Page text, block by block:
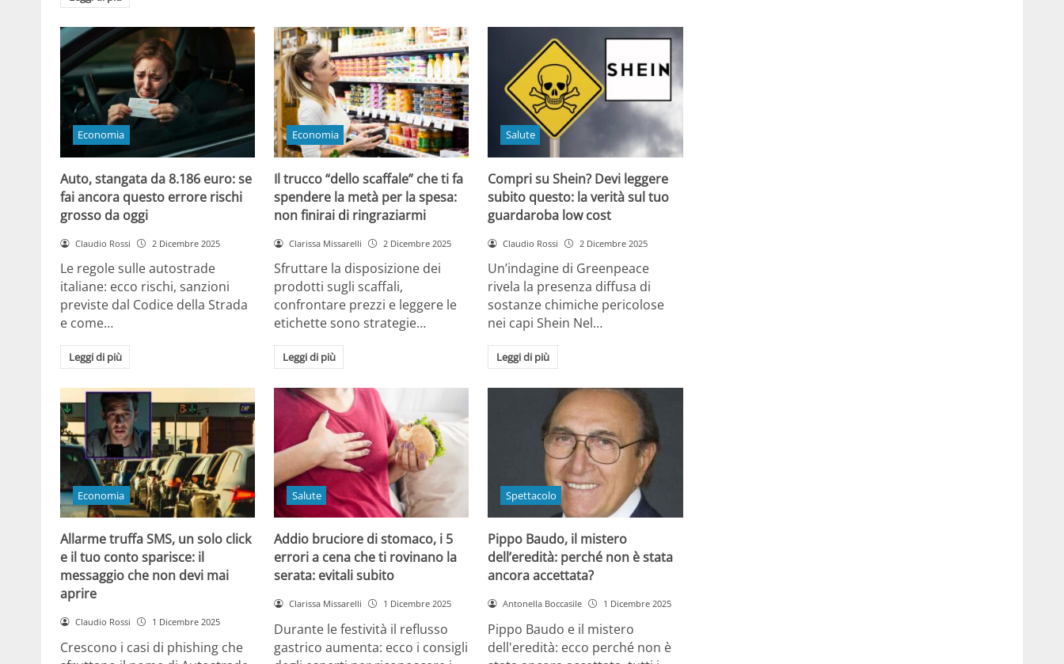
Economia
Auto, stangata da 8.186 euro: se
fai ancora questo errore rischi
grosso da oggi
Claudio Rossi 2 Dicembre 2025
Le regole sulle autostrade
italiane: ecco rischi, sanzioni
previste dal Codice della Strada
e come…
Leggi di più
Economia
Il trucco “dello scaffale” che ti fa
spendere la metà per la spesa:
non finirai di ringraziarmi
Clarissa Missarelli 2 Dicembre 2025
Sfruttare la disposizione dei
prodotti sugli scaffali,
confrontare prezzi e leggere le
etichette sono strategie…
Leggi di più
Salute
Compri su Shein? Devi leggere
subito questo: la verità sul tuo
guardaroba low cost
Claudio Rossi 2 Dicembre 2025
Un’indagine di Greenpeace
rivela la presenza diffusa di
sostanze chimiche pericolose
nei capi Shein Nel…
Leggi di più
Economia
Allarme truffa SMS, un solo click
e il tuo conto sparisce: il
messaggio che non devi mai
aprire
Claudio Rossi 1 Dicembre 2025
Crescono i casi di phishing che
Salute
Addio bruciore di stomaco, i 5
errori a cena che ti rovinano la
serata: evitali subito
Clarissa Missarelli 1 Dicembre 2025
Durante le festività il reflusso
gastrico aumenta: ecco i consigli
Spettacolo
Pippo Baudo, il mistero
dell’eredità: perché non è stata
ancora accettata?
Antonella Boccasile 1 Dicembre 2025
Pippo Baudo e il mistero
dell'eredità: ecco perché non è